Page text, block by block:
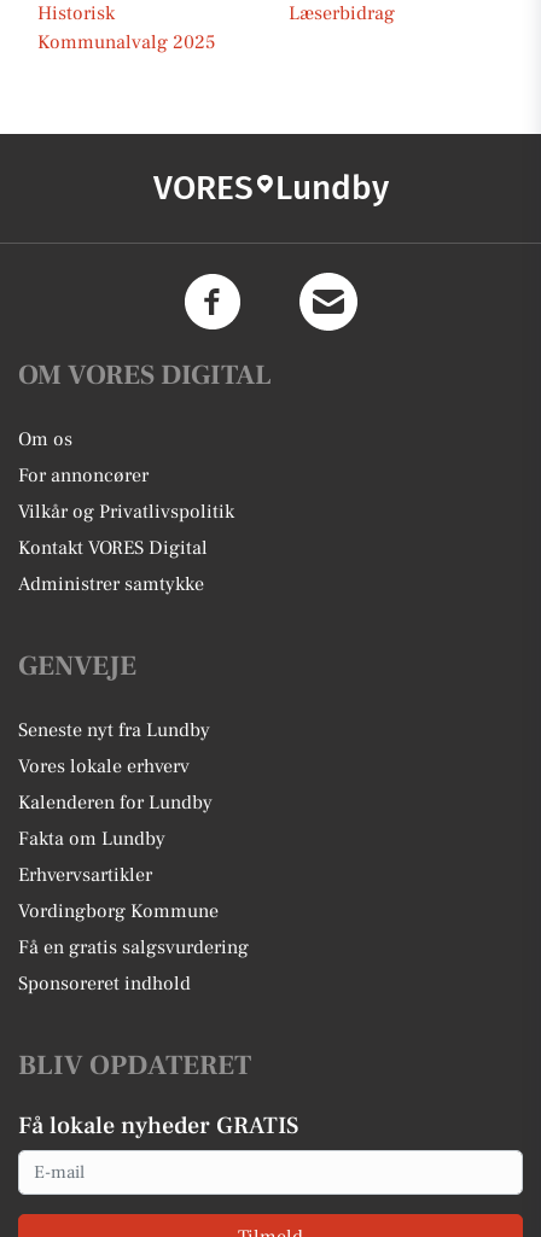
Historisk
Læserbidrag
Kommunalvalg 2025
VORES Lundby
OM VORES DIGITAL
Om os
For annoncører
Vilkår og Privatlivspolitik
Kontakt VORES Digital
Administrer samtykke
GENVEJE
Seneste nyt fra Lundby
Vores lokale erhverv
Kalenderen for Lundby
Fakta om Lundby
Erhvervsartikler
Vordingborg Kommune
Få en gratis salgsvurdering
Sponsoreret indhold
BLIV OPDATERET
Få lokale nyheder GRATIS
Email